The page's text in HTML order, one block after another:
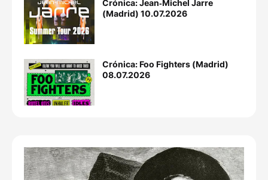
Crónica: Jean‐Michel Jarre
(Madrid) 10.07.2026
Crónica: Foo Fighters (Madrid)
08.07.2026